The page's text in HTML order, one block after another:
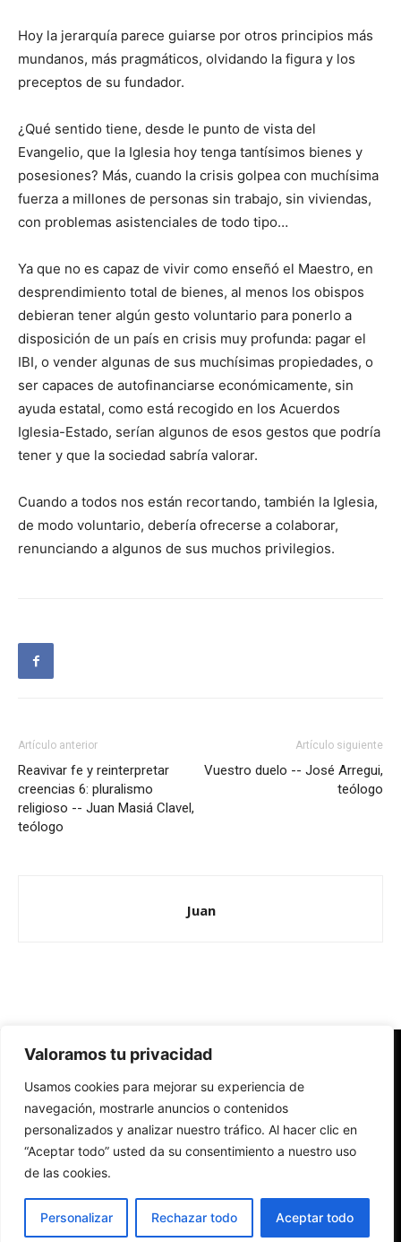
Valoramos tu privacidad
Usamos cookies para mejorar su experiencia de
navegación, mostrarle anuncios o contenidos
personalizados y analizar nuestro tráfico. Al hacer clic en
“Aceptar todo” usted da su consentimiento a nuestro uso
de las cookies.
Personalizar Rechazar todo Aceptar todo
Hoy la jerarquía parece guiarse por otros principios más
mundanos, más pragmáticos, olvidando la figura y los
preceptos de su fundador.
¿Qué sentido tiene, desde le punto de vista del
Evangelio, que la Iglesia hoy tenga tantísimos bienes y
posesiones? Más, cuando la crisis golpea con muchísima
fuerza a millones de personas sin trabajo, sin viviendas,
con problemas asistenciales de todo tipo…
Ya que no es capaz de vivir como enseñó el Maestro, en
desprendimiento total de bienes, al menos los obispos
debieran tener algún gesto voluntario para ponerlo a
disposición de un país en crisis muy profunda: pagar el
IBI, o vender algunas de sus muchísimas propiedades, o
ser capaces de autofinanciarse económicamente, sin
ayuda estatal, como está recogido en los Acuerdos
Iglesia-Estado, serían algunos de esos gestos que podría
tener y que la sociedad sabría valorar.
Cuando a todos nos están recortando, también la Iglesia,
de modo voluntario, debería ofrecerse a colaborar,
renunciando a algunos de sus muchos privilegios.
Artículo anterior
Reavivar fe y reinterpretar
creencias 6: pluralismo
religioso -- Juan Masiá Clavel,
teólogo
Artículo siguiente
Vuestro duelo -- José Arregui,
teólogo
Juan
Redes Cristianas
Una mirada alternativa sobre la Iglesia católica y la sociedad
- Colectivos de Redes Cristianas